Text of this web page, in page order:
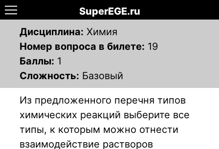
SuperEGE.ru
Дисциплина: Химия
Номер вопроса в билете: 19
Баллы: 1
Сложность: Базовый
Из предложенного перечня типов
химических реакций выберите все
типы, к которым можно отнести
взаимодействие растворов